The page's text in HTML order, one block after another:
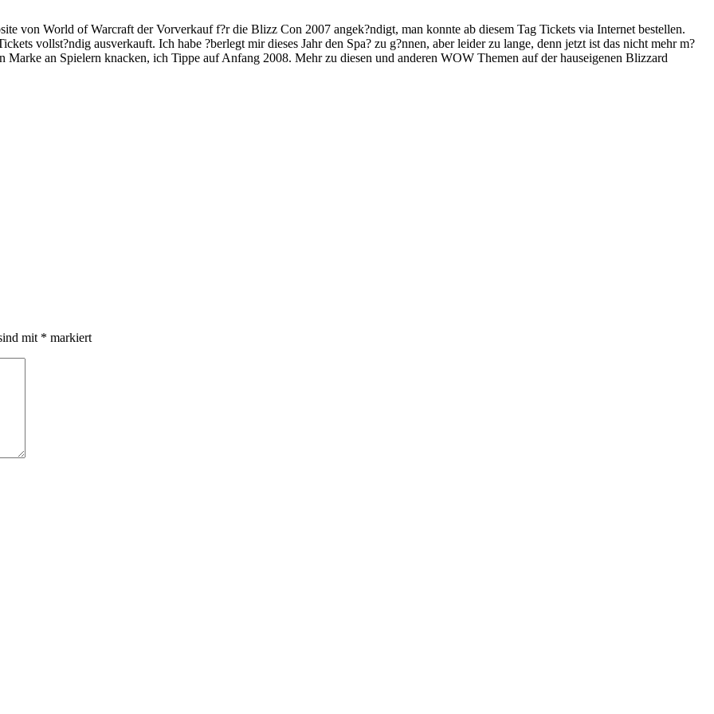
von World of Warcraft der Vorverkauf f?r die Blizz Con 2007 angek?ndigt, man konnte ab diesem Tag Tickets via Internet bestellen.
vollst?ndig ausverkauft. Ich habe ?berlegt mir dieses Jahr den Spa? zu g?nnen, aber leider zu lange, denn jetzt ist das nicht mehr m?
an Spielern knacken, ich Tippe auf Anfang 2008. Mehr zu diesen und anderen WOW Themen auf der hauseigenen Blizzard
mit * markiert